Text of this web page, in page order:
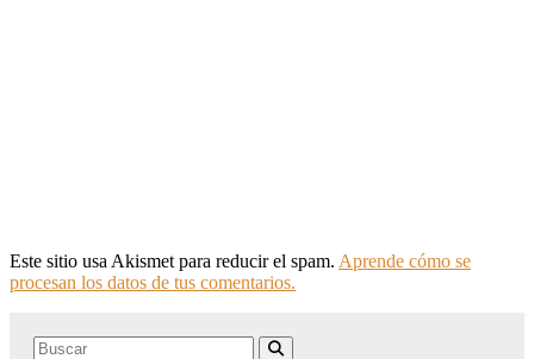
Este sitio usa Akismet para reducir el spam. Aprende cómo se
procesan los datos de tus comentarios.
Search